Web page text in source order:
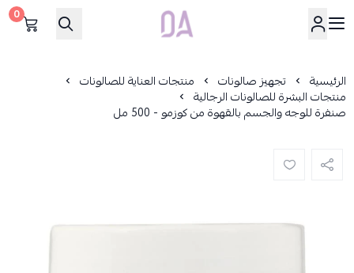
Dar Alamirat
0
الرئيسية تجهيز صالونات منتجات العناية للصالونات
منتجات البشرة للصالونات الرجالية
صنفرة للوجه والجسم بالقهوة من كوزمو - 500 مل